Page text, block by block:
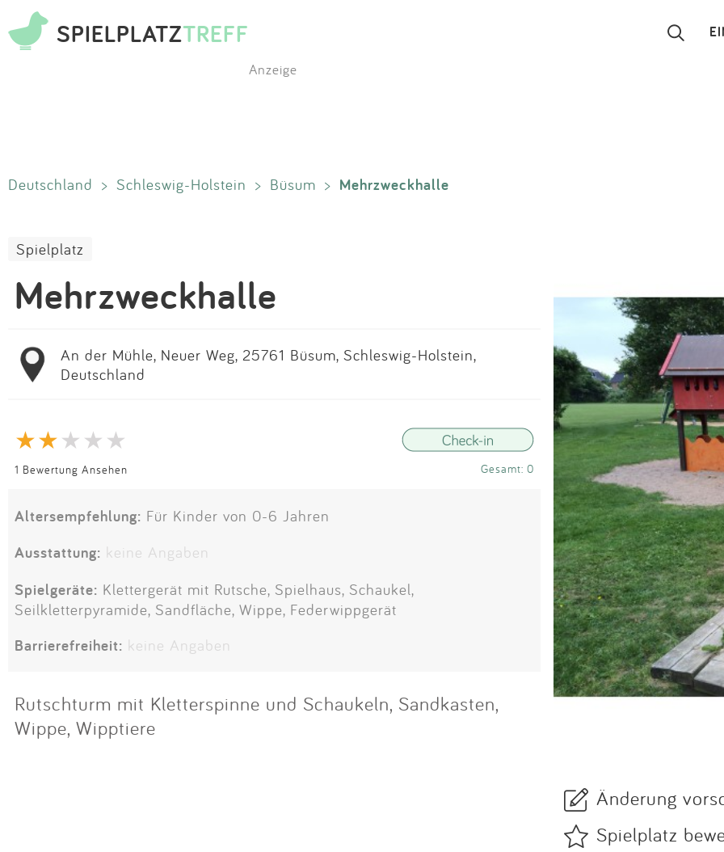
SPIELPLATZTREFF
Impressum
Anmelden
Anzeige
Deutschland > Schleswig-Holstein > Büsum > Mehrzweckhalle
Spielplatz
Mehrzweckhalle
An der Mühle, Neuer Weg, 25761 Büsum, Schleswig-Holstein,
Deutschland
1 Bewertung Ansehen Gesamt: 0
Altersempfehlung: Für Kinder von 0-6 Jahren
Ausstattung: keine Angaben
Spielgeräte: Klettergerät mit Rutsche, Spielhaus, Schaukel,
Seilkletterpyramide, Sandfläche, Wippe, Federwippgerät
Barrierefreiheit: keine Angaben
Rutschturm mit Kletterspinne und Schaukeln, Sandkasten,
Wippe, Wipptiere
Änderung
Spielplatz